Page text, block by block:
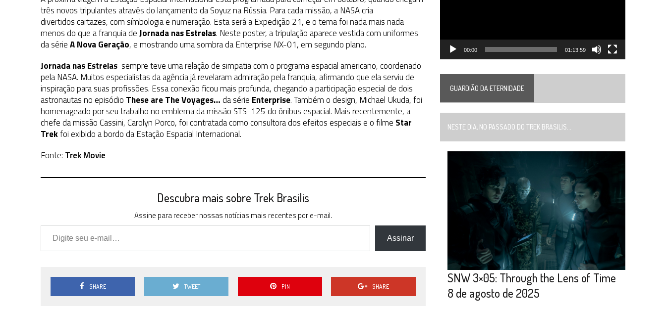
1 DE AGOSTO DE 2026 | ELENCO DE STRANGE NEW WORLDS ENCARA O FIM DE UMA ERA NA SDCC
31 DE JULHO DE 2026 GRANDES JORNADAS | QUATRO EPISÓDIOS DESTAR TREKSOBRE DIFERENTES PONTOS DE VISTA
7 DE AGOSTO DE 2026 | GRANDES JORNADAS | SEIS EPISÓDIOS DESTAR TREK SOBRE PATERNIDADE
três novos tripulantes através do lançamento da Soyuz na Rússia. Para cada missão, a NASA cria
divertidos cartazes, com símbologia e numeração. Esta será a Expedição 21, e o tema foi nada mais nada
menos do que a franquia deJornada nas Estrelas. Neste poster, a tripulação aparece vestida com uniformes
da sérieA Nova Geração, e mostrando uma sombra da Enterprise NX-01, em segundo plano.
Jornada nas Estrelas sempre teve uma relação de simpatia com o programa espacial americano, coordenado
pela NASA. Muitos especialistas da agência já revelaram admiração pela franquia, afirmando que ela serviu de
inspiração para suas profissões. Essa conexão ficou mais profunda, chegando a participação especial de dois
astronautas no episódio These are The Voyages…da série Enterprise. Também o design, Michael Ukuda, foi
homenageado por seu trabalho no emblema da missão STS-125 do ônibus espacial. Mais recentemente, a
chefe da missão Cassini, Carolyn Porco, foi contratada como consultora dos efeitos especiais e o filme Star
Trekfoi exibido a bordo da Estação Espacial Internacional.
Fonte: Trek Movie
Descubra mais sobre Trek Brasilis
Assine para receber nossas notícias mais recentes por e-mail.
Digite seu e-mail…
Assinar
SHARE TWEET PIN SHARE
00:00 01:13:59
GUARDIÃO DA ETERNIDADE
NESTE DIA, NO PASSADO DO TREK BRASILIS...
SNW 3×05: Through the Lens of Time
8 de agosto de 2025